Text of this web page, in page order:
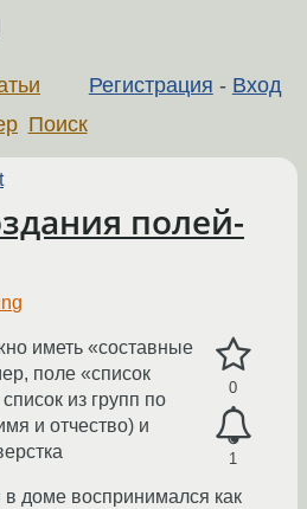
Регистрация - Вход
Поиск
полей-
0
1
иметь «составные
поле «список
из групп по
и отчество) и
доме воспринимался как